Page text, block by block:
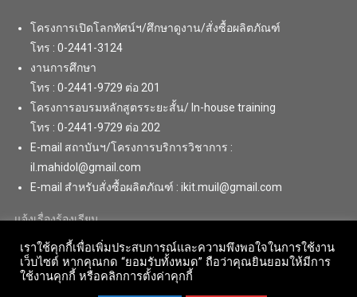
โครงการเปิดโลกทัศน์ฯ/ศึกษาดูงาน/สั่งซื้อผลิตภัณฑ์
โทร : 0-2441-3124
งานการศึกษา
โทร : 0-2441-9729 ต่อ 201
โครงการอบรมหลักสูตรระยะสั้น/ In-house training
โทร : 0-2441-9729 ต่อ 202
E-mail สถาบันฯ/โครงการบริการวิชาการ :
il.mahidol@gmail.com
E-mail สำหรับสั่งซื้อผลิตภัณฑ์ : ikit.muil@gmail.com
แจ้งเรื่องร้องเรียน
เราใช้คุกกี้เพื่อเพิ่มประสบการณ์และความพึงพอใจในการใช้งาน
เว็บไซต์ หากคุณกด “ยอมรับทั้งหมด” ถือว่าคุณยินยอมให้มีการ
ใช้งานคุกกี้ หรือคลิกการตั้งค่าคุกกี้